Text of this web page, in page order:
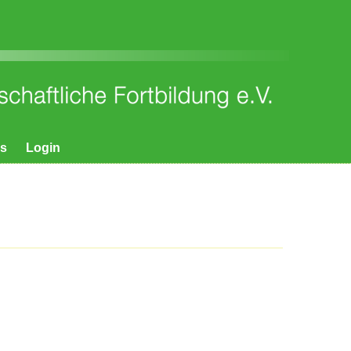
Login